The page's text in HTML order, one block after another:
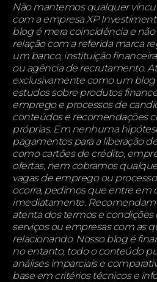
Não mantemos qualquer
com a empresa XP
blog é mera coincidência e
relação com a referida marca
um banco, instituição
ou agência de recrutamento.
exclusivamente como um blog
estudos sobre produtos
emprego e processos de
conteúdos e recomendações
próprias. Em nenhuma
pagamentos para a liberação
como cartões de crédito,
ofertas, nem cobramos
vagas de emprego ou
ocorra, pedimos que entre em
imediatamente.
atenta dos termos e condições
serviços ou empresas com as
relacionando. Nosso blog é
no entanto, todo o conteúdo
análises imparciais e
base em critérios técnicos e